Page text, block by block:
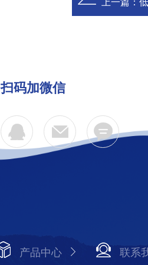
上一篇：
扫码加微信
产品中心 联系